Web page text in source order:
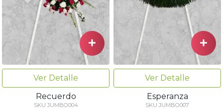
Ver Detalle
Recuerdo
SKU JUMBO004
Ver Detalle
Esperanza
SKU JUMBO007